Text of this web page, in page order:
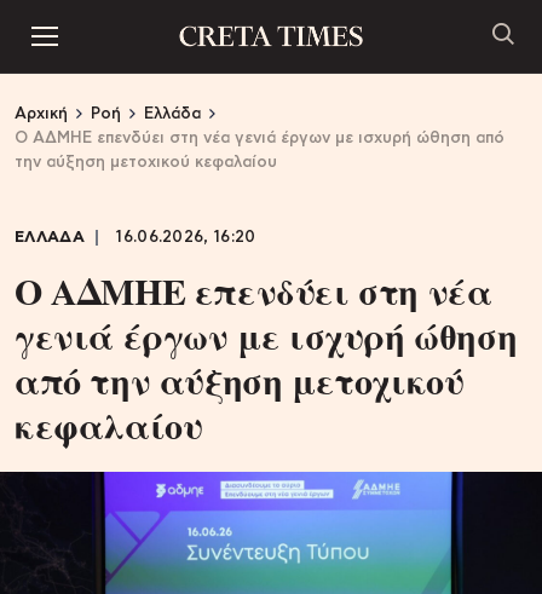
Αρχική Ροή
Ελλάδα
Ο ΑΔΜΗΕ επενδύει στη νέα γενιά έργων με ισχυρή ώθηση από
την αύξηση μετοχικού κεφαλαίου
ΕΛΛΑΔΑ 16.06.2026, 16:20
Ο ΑΔΜΗΕ επενδύει στη νέα
γενιά έργων με ισχυρή ώθηση
από την αύξηση μετοχικού
κεφαλαίου